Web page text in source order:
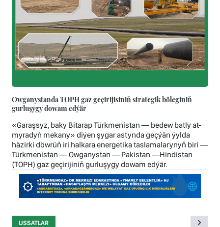
Owganystanda TOPH gaz geçirijisiniň strategik böleginiň
gurluşygy dowam edýär
«Garaşsyz, baky Bitarap Türkmenistan — bedew batly at-
myradyň mekany» diýen şygar astynda geçýän ýylda
häzirki döwrüň iri halkara energetika taslamalarynyň biri —
Türkmenistan — Owganystan — Pakistan —Hindistan
(TOPH) gaz geçirijiniň gurluşygy dowam edýär.
USSATLAR